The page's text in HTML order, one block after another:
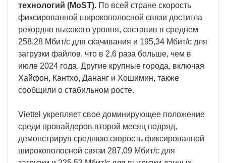
технологий (MoST). По всей стране скорость
фиксированной широкополосной связи достигла
рекордно высокого уровня, составив в среднем
258,28 Мбит/с для скачивания и 195,34 Мбит/с для
загрузки файлов, что в 2,6 раза больше, чем в
июле 2024 года. Другие крупные города, включая
Хайфон, Кантхо, Дананг и Хошимин, также
сообщили о стабильном росте.
Viettel укрепляет свое доминирующее положение
среди провайдеров второй месяц подряд,
демонстрируя среднюю скорость фиксированной
широкополосной связи 287,09 Мбит/с для